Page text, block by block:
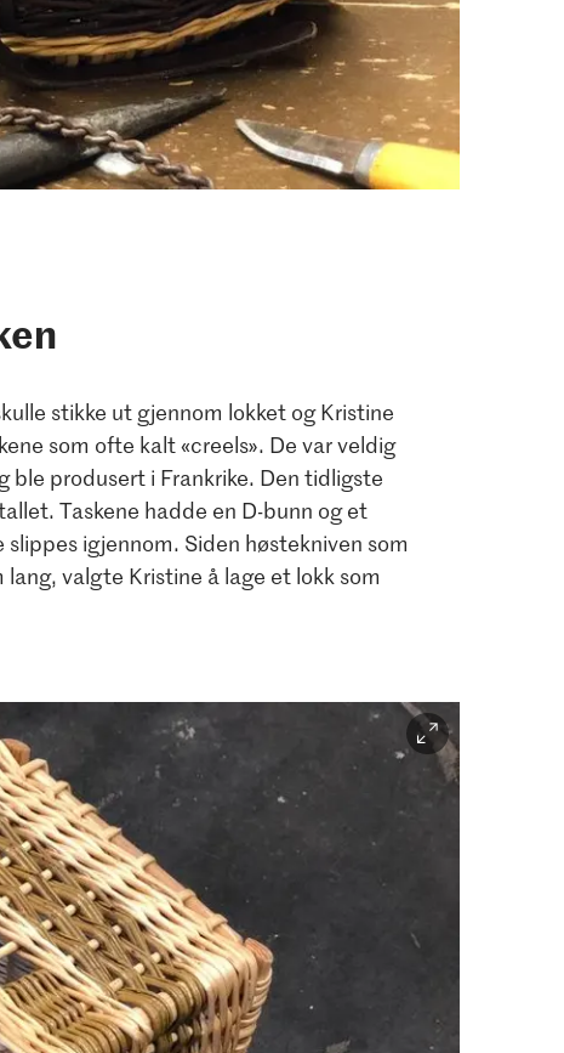
stikke ut gjennom lokket og Kristine
som ofte kalt «creels». De var veldig
produsert i Frankrike. Den tidligste
Taskene hadde en D-bunn og et
igjennom. Siden høstekniven som
valgte Kristine å lage et lokk som